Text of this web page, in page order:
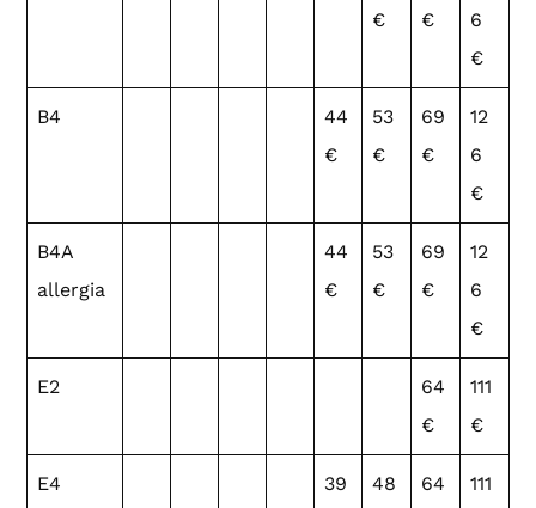
€
€
6
€
B4
44
€
53
€
69
€
12
6
€
B4A
allergia
44
€
53
€
69
€
12
6
€
E2
64
€
111
€
E4
39
48
64
111